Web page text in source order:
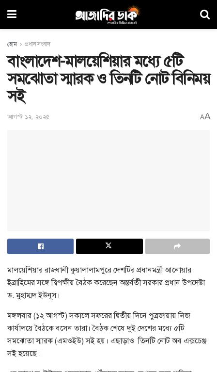
হোম প্রধান সংবাদ
বাংলাদেশ-মালয়েশিয়ার মধ্যে ৫টি
সমঝোতা স্মারক ও তিনটি নোট বিনিময়
সই
আগস্ট ১২, ২০২৫ AA
মালয়েশিয়ার রাজধানী কুয়ালালামপুরে দেশটির প্রধানমন্ত্রী আনোয়ার
ইব্রাহিমের সঙ্গে দ্বিপক্ষীয় বৈঠক করেছেন অন্তর্বর্তী সরকার প্রধান উপদেষ্টা
ড. মুহাম্মদ ইউনূস।
মঙ্গলবার (১২ আগস্ট) সকালে সফরের দ্বিতীয় দিনে পুত্রজায়ায় নিজ
কার্যালয়ে বৈঠকে বসেন তারা। বৈঠক শেষে দুই দেশের মধ্যে ৫টি
সমঝোতা স্মারক (এমওইউ) সই হয়। এছাড়াও তিনটি নোট অব এক্সচেঞ্জ
সই হয়েছে।